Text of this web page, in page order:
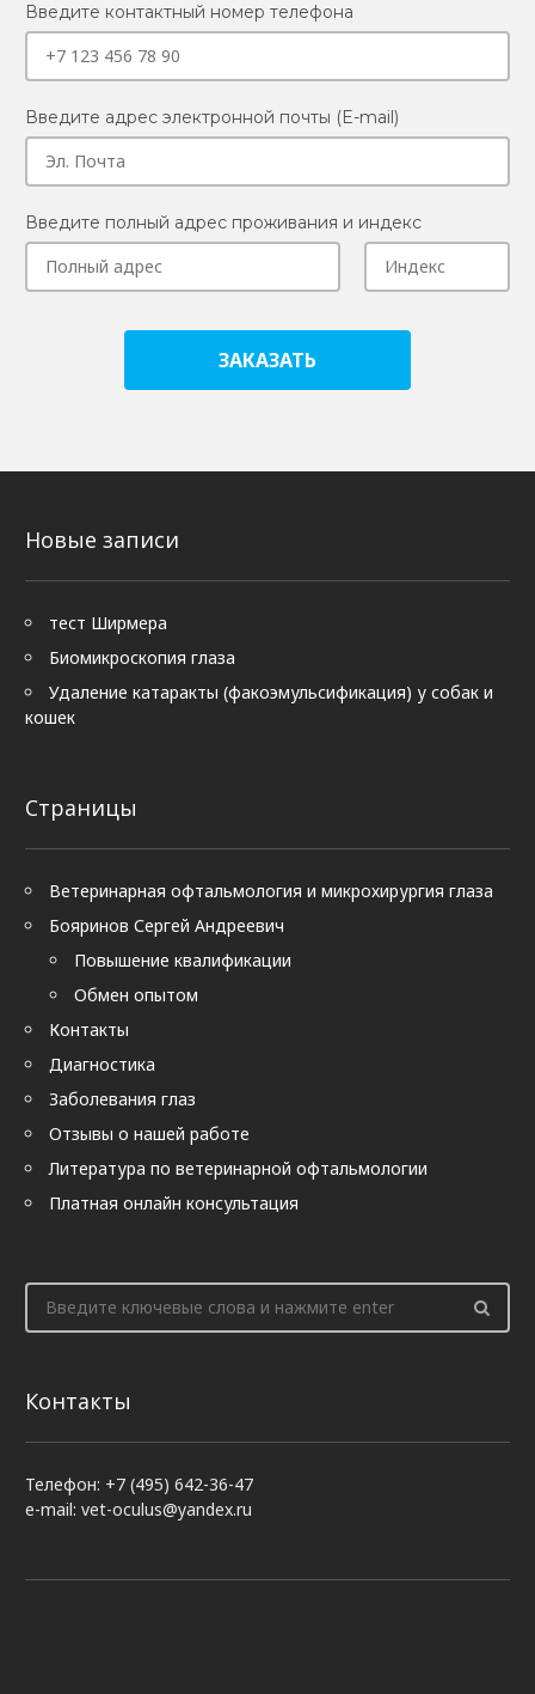
Введите контактный номер телефона
Введите адрес электронной почты (E-mail)
Введите полный адрес проживания и индекс
ЗАКАЗАТЬ
Новые записи
тест Ширмера
Биомикроскопия глаза
Удаление катаракты (факоэмульсификация) у собак и
кошек
Страницы
Ветеринарная офтальмология и микрохирургия глаза
Бояринов Сергей Андреевич
Повышение квалификации
Обмен опытом
Контакты
Диагностика
Заболевания глаз
Отзывы о нашей работе
Литература по ветеринарной офтальмологии
Платная онлайн консультация
Контакты
Телефон: +7 (495) 642-36-47
e-mail: vet-oculus@yandex.ru